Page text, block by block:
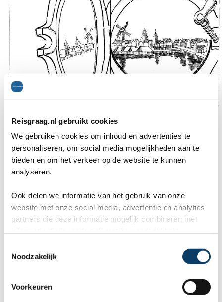
Reisgraag.nl gebruikt cookies
We gebruiken cookies om inhoud en advertenties te
personaliseren, om social media mogelijkheden aan te
bieden en om het verkeer op de website te kunnen
analyseren.
Ook delen we informatie van het gebruik van onze
website met onze social media, advertentie en analytics
partners die deze informatie mogelijk combineren met
Noodzakelijk
Voorkeuren
tekening patrijspoort Willemstad
Meeus (1949)
helpen je graag om deze reis naar jouw wens
samen te stellen. Reisbureau Reisgraag.nl scoort